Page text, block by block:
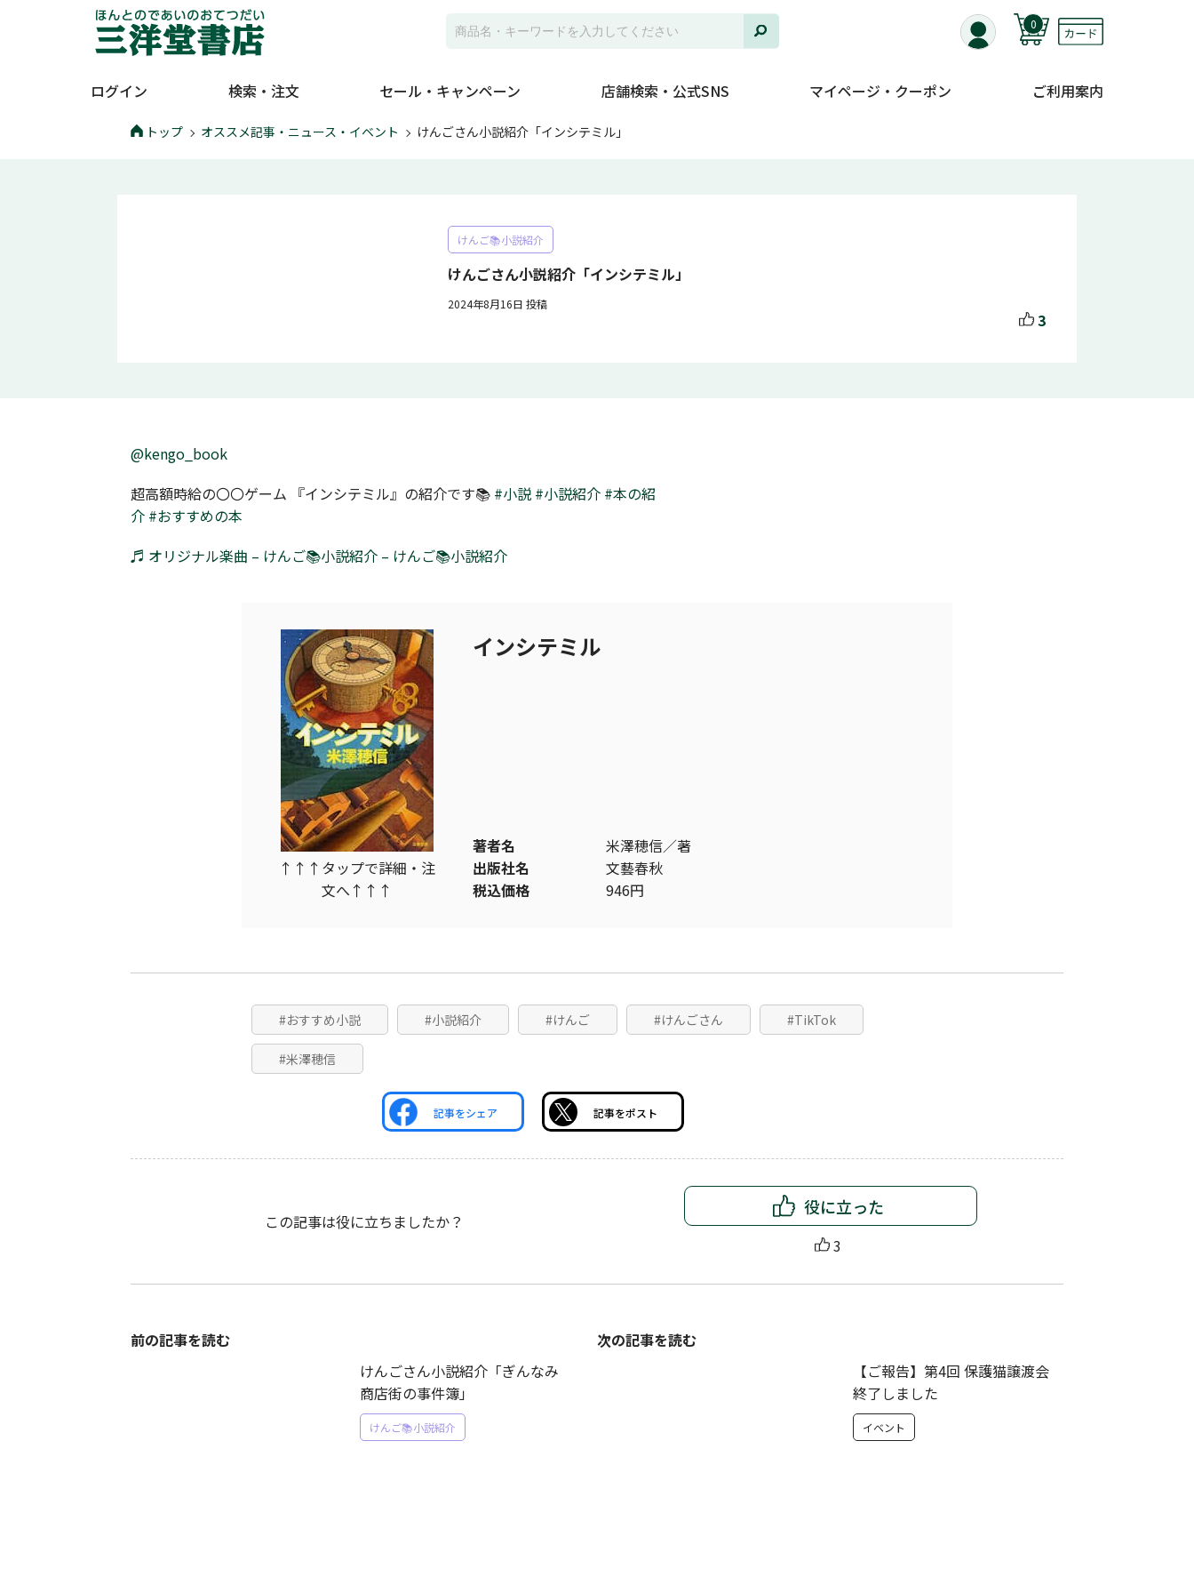
0
ログイン 検索・注文 セール・キャンペーン 店舗検索・公式SNS マイページ・クーポン ご利用案内
トップ オススメ記事・ニュース・イベント けんごさん小説紹介「インシテミル」
けんご📚小説紹介
けんごさん小説紹介「インシテミル」
2024年8月16日 投稿
3
@kengo_book
超高額時給の〇〇ゲーム 『インシテミル』の紹介です📚 #小説 #小説紹介 #本の紹
介 #おすすめの本
♬ オリジナル楽曲 – けんご📚小説紹介 – けんご📚小説紹介
↑↑↑タップで詳細・注
文へ↑↑↑
インシテミル
著者名
米澤穂信／著
出版社名
文藝春秋
税込価格
946円
#おすすめ小説 #小説紹介 #けんご #けんごさん #TikTok
#米澤穂信
記事をシェア 記事をポスト
この記事は役に立ちましたか？
役に立った
3
前の記事を読む
けんごさん小説紹介「ぎんなみ
商店街の事件簿」
けんご📚小説紹介
次の記事を読む
【ご報告】第4回 保護猫譲渡会
終了しました
イベント